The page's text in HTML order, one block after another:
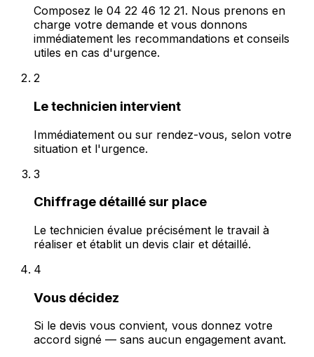
Composez le 04 22 46 12 21. Nous prenons en
charge votre demande et vous donnons
immédiatement les recommandations et conseils
utiles en cas d'urgence.
2
Le technicien intervient
Immédiatement ou sur rendez-vous, selon votre
situation et l'urgence.
3
Chiffrage détaillé sur place
Le technicien évalue précisément le travail à
réaliser et établit un devis clair et détaillé.
4
Vous décidez
Si le devis vous convient, vous donnez votre
accord signé — sans aucun engagement avant.